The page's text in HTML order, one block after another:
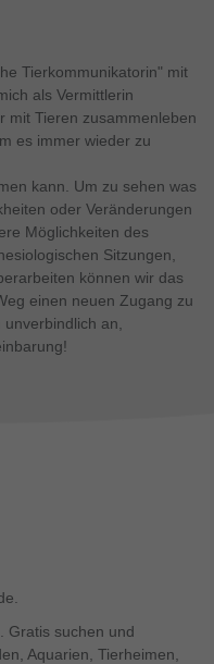
Tierkommunikatorin" mit
als Vermittlerin
mit Tieren zusammenleben
es immer wieder zu
kann. Um zu sehen was
oder Veränderungen
Möglichkeiten des
Sitzungen,
können wir das
einen neuen Zugang zu
an,
Gratis suchen und
Aquarien, Tierheimen,